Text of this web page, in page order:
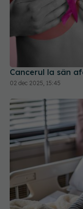
Cancerul la sân
02 dec 2025, 15:45